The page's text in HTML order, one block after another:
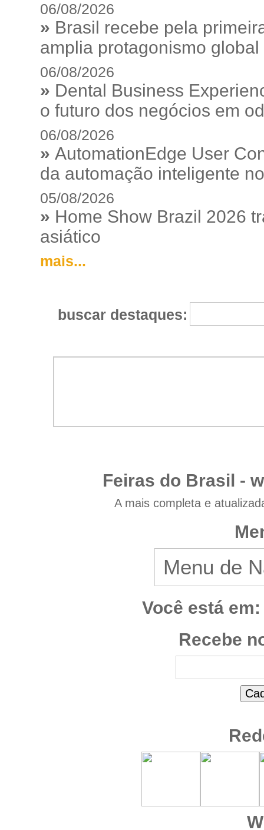
06/08/2026
» Brasil recebe pela
amplia protagonismo
06/08/2026
» Dental Business
o futuro dos negócios em
06/08/2026
» AutomationEdge User
da automação inteligente
05/08/2026
» Home Show Brazil 2026
asiático
mais...
buscar destaques:
Feiras do Brasil -
A mais completa e
Você está em:
Recebe